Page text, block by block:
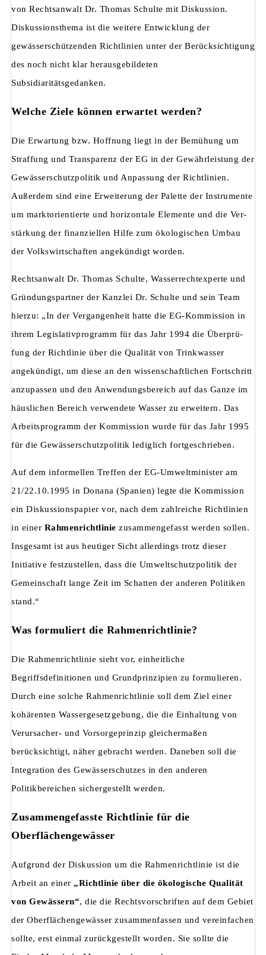
von Rechtsanwalt Dr. Thomas Schulte mit Diskussion.
Diskussionsthema ist die weitere Entwicklung der
gewässerschützenden Richtlinien unter der Berücksichtigung
des noch nicht klar herausgebildeten
Subsidiaritätsgedanken.
Welche Ziele können erwartet werden?
Die Erwartung bzw. Hoffnung liegt in der Bemühung um
Straffung und Transparenz der EG in der Gewährleistung der
Gewässerschutzpolitik und Anpassung der Richtlinien.
Außerdem sind eine Erweiterung der Palette der Instrumente
um marktorientierte und horizontale Elemente und die Ver­
stärkung der finanziellen Hilfe zum ökologischen Umbau
der Volkswirtschaften ange­kündigt worden.
Rechtsanwalt Dr. Thomas Schulte, Wasserrechtexperte und
Gründungspartner der Kanzlei Dr. Schulte und sein Team
hierzu: „In der Vergangenheit hatte die EG-Kommission in
ihrem Legislativprogramm für das Jahr 1994 die Überprü­
fung der Richtlinie über die Qualität von Trinkwasser
angekündigt, um diese an den wissenschaftlichen Fortschritt
anzupassen und den Anwendungsbereich auf das Ganze im
häuslichen Bereich verwendete Wasser zu erweitern. Das
Arbeitsprogramm der Kommission wurde für das Jahr 1995
für die Gewässerschutzpolitik lediglich fortge­schrieben.
Auf dem informellen Treffen der EG-Umweltminister am
21/22.10.1995 in Donana (Spanien) legte die Kommission
ein Diskussionspapier vor, nach dem zahlreiche Richtlinien
in einer Rahmenrichtlinie zusammengefasst werden sollen.
Insgesamt ist aus heutiger Sicht allerdings trotz dieser
Initiative festzustellen, dass die Umweltschutzpolitik der
Gemeinschaft lange Zeit im Schatten der anderen Politiken
stand.“
Was formuliert die Rahmenrichtlinie?
Die Rahmenrichtlinie sieht vor, einheitliche
Begriffsdefinitionen und Grundprinzipien zu formulieren.
Durch eine solche Rahmenrichtlinie soll dem Ziel einer
kohärenten Wassergesetzgebung, die die Einhaltung von
Verursacher- und Vorsorgeprinzip glei­chermaßen
berücksichtigt, näher gebracht werden. Daneben soll die
Integration des Gewässerschutzes in den anderen
Politikbereichen sichergestellt werden.
Zusammengefasste Richtlinie für die
Oberflächengewässer
Aufgrund der Diskussion um die Rahmenrichtlinie ist die
Arbeit an einer „Richtlinie über die ökologische Qualität
von Gewässern“, die die Rechtsvorschriften auf dem Gebiet
der Oberflächengewässer zusammenfassen und vereinfachen
sollte, erst einmal zurückgestellt worden. Sie sollte die